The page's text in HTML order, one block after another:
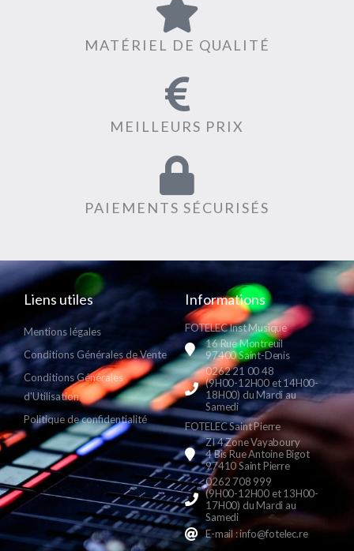
MATÉRIEL DE QUALITÉ
MEILLEURS PRIX
PAIEMENTS SÉCURISÉS
Liens utiles
Mentions légales
Conditions Générales de Vente
Conditions Générales
d'Utilisation
Politique de confidentialité
Informations
FOTELEC Inst Musique
16 Rue Montreuil
97400 Saint-Denis
0262 21 00 48
(9H00-12H00 et 14H00-
18H00) du Mardi au
Samedi
FOTELEC Saint Pierre
ZI 4 Zone Vayaboury
4 Bis Rue Antoine Bigot
97410 Saint Pierre
0262 708 999
(9H00-12H00 et 13H00-
17H00) du Mardi au
Samedi
E-mail : info@fotelec.re